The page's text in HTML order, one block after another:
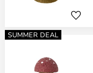
SUMMER DEAL